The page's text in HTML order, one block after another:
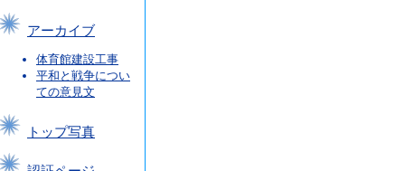
アーカイブ
体育館建設工事
平和と戦争につい
ての意見文
トップ写真